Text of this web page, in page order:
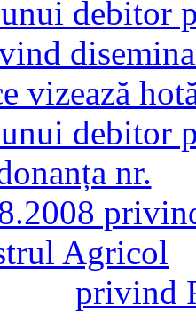
vizează
debitor
privind